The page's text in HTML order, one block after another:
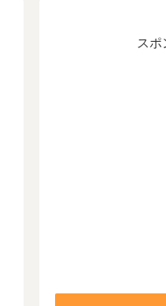
スポ